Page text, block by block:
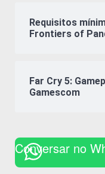
Requisitos
Frontiers of
Far Cry 5:
Gamescom
Conversar no